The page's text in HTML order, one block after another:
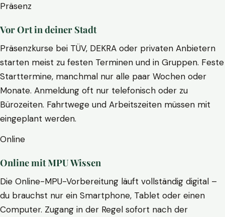
Präsenz
Vor Ort in deiner Stadt
Präsenzkurse bei TÜV, DEKRA oder privaten Anbietern
starten meist zu festen Terminen und in Gruppen. Feste
Starttermine, manchmal nur alle paar Wochen oder
Monate. Anmeldung oft nur telefonisch oder zu
Bürozeiten. Fahrtwege und Arbeitszeiten müssen mit
eingeplant werden.
Online
Online mit MPU Wissen
Die Online-MPU-Vorbereitung läuft vollständig digital –
du brauchst nur ein Smartphone, Tablet oder einen
Computer. Zugang in der Regel sofort nach der